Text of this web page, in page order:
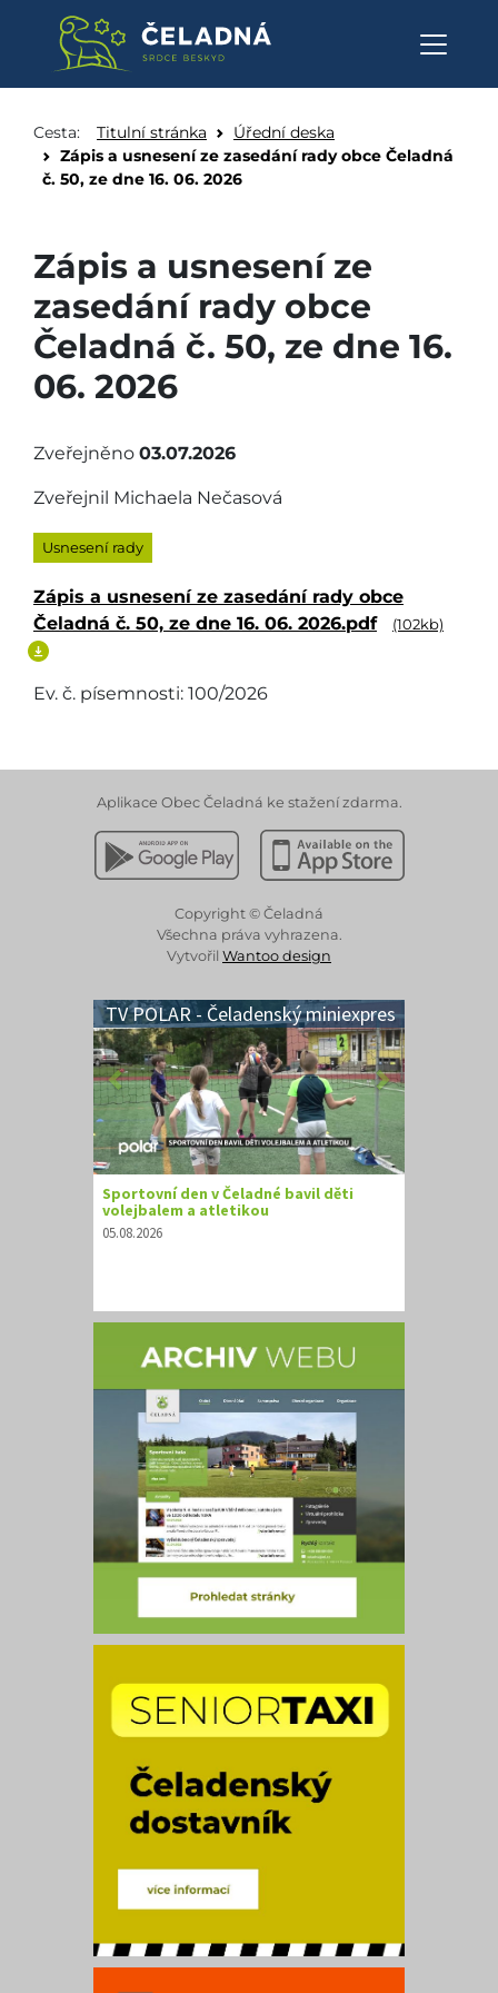
Cesta: Titulní stránka
Úřední deska
Zápis a usnesení ze zasedání rady obce Čeladná
č. 50, ze dne 16. 06. 2026
Zápis a usnesení ze
zasedání rady obce
Čeladná č. 50, ze dne 16.
06. 2026
Zveřejněno 03.07.2026
Zveřejnil Michaela Nečasová
Usnesení rady
Zápis a usnesení ze zasedání rady obce
Čeladná č. 50, ze dne 16. 06. 2026.pdf
(102kb)
Ev. č. písemnosti: 100/2026
Aplikace Obec Čeladná ke stažení zdarma.
Stáhnout z Google PlayStáhnout z Apple App
Copyright © Čeladná
Všechna práva vyhrazena.
Vytvořil Wantoo design